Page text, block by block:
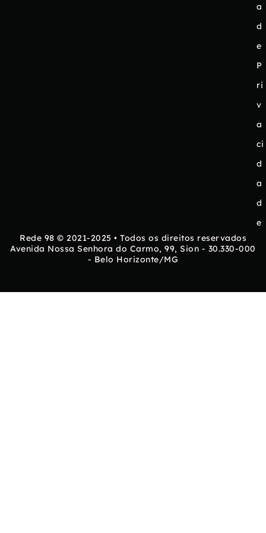
a
d
e
P
ri
v
a
ci
d
a
d
e
Rede 98 © 2021-2025 • Todos os direitos reservados
Avenida Nossa Senhora do Carmo, 99, Sion - 30.330-000
- Belo Horizonte/MG